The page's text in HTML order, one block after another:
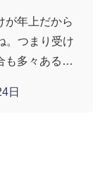
が年上だから
。つまり受け
も多々ある…
日